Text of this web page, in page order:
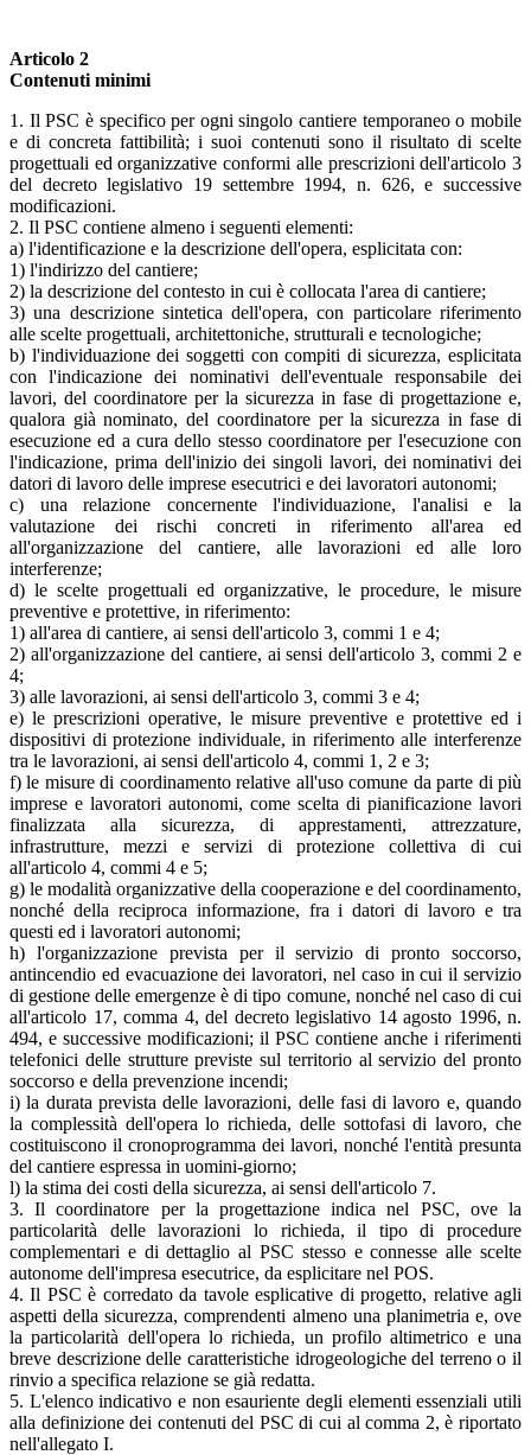
Articolo 2
Contenuti minimi
1. Il PSC è specifico per ogni singolo cantiere temporaneo o mobile
e di concreta fattibilità; i suoi contenuti sono il risultato di scelte
progettuali ed organizzative conformi alle prescrizioni dell'articolo 3
del decreto legislativo 19 settembre 1994, n. 626, e successive
modificazioni.
2. Il PSC contiene almeno i seguenti elementi:
a) l'identificazione e la descrizione dell'opera, esplicitata con:
1) l'indirizzo del cantiere;
2) la descrizione del contesto in cui è collocata l'area di cantiere;
3) una descrizione sintetica dell'opera, con particolare riferimento
alle scelte progettuali, architettoniche, strutturali e tecnologiche;
b) l'individuazione dei soggetti con compiti di sicurezza, esplicitata
con l'indicazione dei nominativi dell'eventuale responsabile dei
lavori, del coordinatore per la sicurezza in fase di progettazione e,
qualora già nominato, del coordinatore per la sicurezza in fase di
esecuzione ed a cura dello stesso coordinatore per l'esecuzione con
l'indicazione, prima dell'inizio dei singoli lavori, dei nominativi dei
datori di lavoro delle imprese esecutrici e dei lavoratori autonomi;
c) una relazione concernente l'individuazione, l'analisi e la
valutazione dei rischi concreti in riferimento all'area ed
all'organizzazione del cantiere, alle lavorazioni ed alle loro
interferenze;
d) le scelte progettuali ed organizzative, le procedure, le misure
preventive e protettive, in riferimento:
1) all'area di cantiere, ai sensi dell'articolo 3, commi 1 e 4;
2) all'organizzazione del cantiere, ai sensi dell'articolo 3, commi 2 e
4;
3) alle lavorazioni, ai sensi dell'articolo 3, commi 3 e 4;
e) le prescrizioni operative, le misure preventive e protettive ed i
dispositivi di protezione individuale, in riferimento alle interferenze
tra le lavorazioni, ai sensi dell'articolo 4, commi 1, 2 e 3;
f) le misure di coordinamento relative all'uso comune da parte di più
imprese e lavoratori autonomi, come scelta di pianificazione lavori
finalizzata alla sicurezza, di apprestamenti, attrezzature,
infrastrutture, mezzi e servizi di protezione collettiva di cui
all'articolo 4, commi 4 e 5;
g) le modalità organizzative della cooperazione e del coordinamento,
nonché della reciproca informazione, fra i datori di lavoro e tra
questi ed i lavoratori autonomi;
h) l'organizzazione prevista per il servizio di pronto soccorso,
antincendio ed evacuazione dei lavoratori, nel caso in cui il servizio
di gestione delle emergenze è di tipo comune, nonché nel caso di cui
all'articolo 17, comma 4, del decreto legislativo 14 agosto 1996, n.
494, e successive modificazioni; il PSC contiene anche i riferimenti
telefonici delle strutture previste sul territorio al servizio del pronto
soccorso e della prevenzione incendi;
i) la durata prevista delle lavorazioni, delle fasi di lavoro e, quando
la complessità dell'opera lo richieda, delle sottofasi di lavoro, che
costituiscono il cronoprogramma dei lavori, nonché l'entità presunta
del cantiere espressa in uomini-giorno;
l) la stima dei costi della sicurezza, ai sensi dell'articolo 7.
3. Il coordinatore per la progettazione indica nel PSC, ove la
particolarità delle lavorazioni lo richieda, il tipo di procedure
complementari e di dettaglio al PSC stesso e connesse alle scelte
autonome dell'impresa esecutrice, da esplicitare nel POS.
4. Il PSC è corredato da tavole esplicative di progetto, relative agli
aspetti della sicurezza, comprendenti almeno una planimetria e, ove
la particolarità dell'opera lo richieda, un profilo altimetrico e una
breve descrizione delle caratteristiche idrogeologiche del terreno o il
rinvio a specifica relazione se già redatta.
5. L'elenco indicativo e non esauriente degli elementi essenziali utili
alla definizione dei contenuti del PSC di cui al comma 2, è riportato
nell'allegato I.